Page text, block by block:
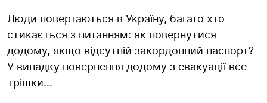
Люди повертаються в Україну, багато хто
стикається з питанням: як повернутися
додому, якщо відсутній закордонний паспорт?
У випадку повернення додому з евакуації все
трішки...